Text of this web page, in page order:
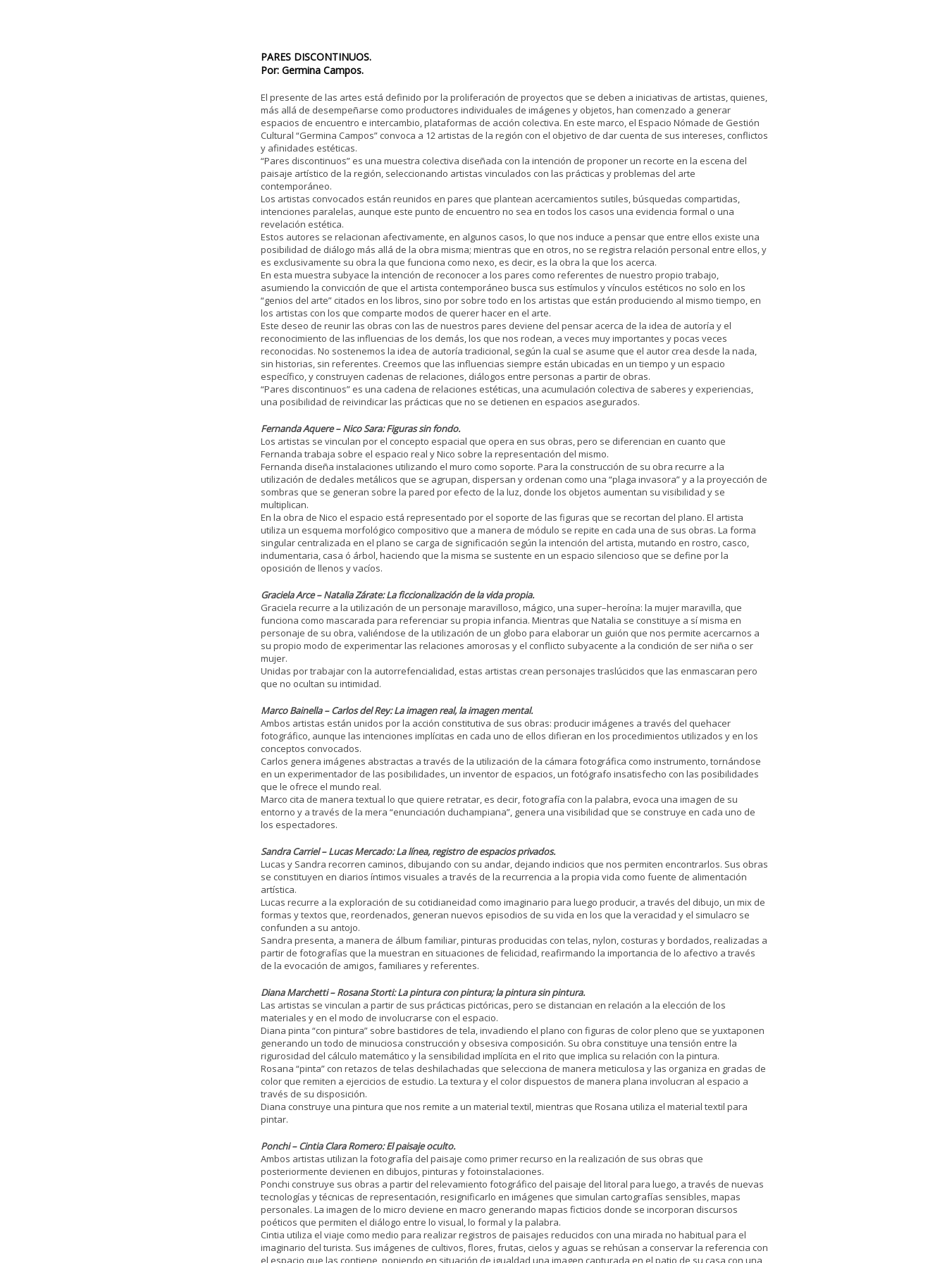
PARES DISCONTINUOS.
Por: Germina Campos.
El presente de las artes está definido por la proliferación de proyectos que se deben a iniciativas de artistas, quienes,
más allá de desempeñarse como productores individuales de imágenes y objetos, han comenzado a generar
espacios de encuentro e intercambio, plataformas de acción colectiva. En este marco, el Espacio Nómade de Gestión
Cultural “Germina Campos” convoca a 12 artistas de la región con el objetivo de dar cuenta de sus intereses, conflictos
y afinidades estéticas.
“Pares discontinuos” es una muestra colectiva diseñada con la intención de proponer un recorte en la escena del
paisaje artístico de la región, seleccionando artistas vinculados con las prácticas y problemas del arte
contemporáneo.
Los artistas convocados están reunidos en pares que plantean acercamientos sutiles, búsquedas compartidas,
intenciones paralelas, aunque este punto de encuentro no sea en todos los casos una evidencia formal o una
revelación estética.
Estos autores se relacionan afectivamente, en algunos casos, lo que nos induce a pensar que entre ellos existe una
posibilidad de diálogo más allá de la obra misma; mientras que en otros, no se registra relación personal entre ellos, y
es exclusivamente su obra la que funciona como nexo, es decir, es la obra la que los acerca.
En esta muestra subyace la intención de reconocer a los pares como referentes de nuestro propio trabajo,
asumiendo la convicción de que el artista contemporáneo busca sus estímulos y vínculos estéticos no solo en los
“genios del arte” citados en los libros, sino por sobre todo en los artistas que están produciendo al mismo tiempo, en
los artistas con los que comparte modos de querer hacer en el arte.
Este deseo de reunir las obras con las de nuestros pares deviene del pensar acerca de la idea de autoría y el
reconocimiento de las influencias de los demás, los que nos rodean, a veces muy importantes y pocas veces
reconocidas. No sostenemos la idea de autoría tradicional, según la cual se asume que el autor crea desde la nada,
sin historias, sin referentes. Creemos que las influencias siempre están ubicadas en un tiempo y un espacio
específico, y construyen cadenas de relaciones, diálogos entre personas a partir de obras.
“Pares discontinuos” es una cadena de relaciones estéticas, una acumulación colectiva de saberes y experiencias,
una posibilidad de reivindicar las prácticas que no se detienen en espacios asegurados.
Fernanda Aquere – Nico Sara: Figuras sin fondo.
Los artistas se vinculan por el concepto espacial que opera en sus obras, pero se diferencian en cuanto que
Fernanda trabaja sobre el espacio real y Nico sobre la representación del mismo.
Fernanda diseña instalaciones utilizando el muro como soporte. Para la construcción de su obra recurre a la
utilización de dedales metálicos que se agrupan, dispersan y ordenan como una “plaga invasora” y a la proyección de
sombras que se generan sobre la pared por efecto de la luz, donde los objetos aumentan su visibilidad y se
multiplican.
En la obra de Nico el espacio está representado por el soporte de las figuras que se recortan del plano. El artista
utiliza un esquema morfológico compositivo que a manera de módulo se repite en cada una de sus obras. La forma
singular centralizada en el plano se carga de significación según la intención del artista, mutando en rostro, casco,
indumentaria, casa ó árbol, haciendo que la misma se sustente en un espacio silencioso que se define por la
oposición de llenos y vacíos.
Graciela Arce – Natalia Zárate: La ficcionalización de la vida propia.
Graciela recurre a la utilización de un personaje maravilloso, mágico, una super–heroína: la mujer maravilla, que
funciona como mascarada para referenciar su propia infancia. Mientras que Natalia se constituye a sí misma en
personaje de su obra, valiéndose de la utilización de un globo para elaborar un guión que nos permite acercarnos a
su propio modo de experimentar las relaciones amorosas y el conflicto subyacente a la condición de ser niña o ser
mujer.
Unidas por trabajar con la autorrefencialidad, estas artistas crean personajes traslúcidos que las enmascaran pero
que no ocultan su intimidad.
Marco Bainella – Carlos del Rey: La imagen real, la imagen mental.
Ambos artistas están unidos por la acción constitutiva de sus obras: producir imágenes a través del quehacer
fotográfico, aunque las intenciones implícitas en cada uno de ellos difieran en los procedimientos utilizados y en los
conceptos convocados.
Carlos genera imágenes abstractas a través de la utilización de la cámara fotográfica como instrumento, tornándose
en un experimentador de las posibilidades, un inventor de espacios, un fotógrafo insatisfecho con las posibilidades
que le ofrece el mundo real.
Marco cita de manera textual lo que quiere retratar, es decir, fotografía con la palabra, evoca una imagen de su
entorno y a través de la mera “enunciación duchampiana”, genera una visibilidad que se construye en cada uno de
los espectadores.
Sandra Carriel – Lucas Mercado: La línea, registro de espacios privados.
Lucas y Sandra recorren caminos, dibujando con su andar, dejando indicios que nos permiten encontrarlos. Sus obras
se constituyen en diarios íntimos visuales a través de la recurrencia a la propia vida como fuente de alimentación
artística.
Lucas recurre a la exploración de su cotidianeidad como imaginario para luego producir, a través del dibujo, un mix de
formas y textos que, reordenados, generan nuevos episodios de su vida en los que la veracidad y el simulacro se
confunden a su antojo.
Sandra presenta, a manera de álbum familiar, pinturas producidas con telas, nylon, costuras y bordados, realizadas a
partir de fotografías que la muestran en situaciones de felicidad, reafirmando la importancia de lo afectivo a través
de la evocación de amigos, familiares y referentes.
Diana Marchetti – Rosana Storti: La pintura con pintura; la pintura sin pintura.
Las artistas se vinculan a partir de sus prácticas pictóricas, pero se distancian en relación a la elección de los
materiales y en el modo de involucrarse con el espacio.
Diana pinta “con pintura” sobre bastidores de tela, invadiendo el plano con figuras de color pleno que se yuxtaponen
generando un todo de minuciosa construcción y obsesiva composición. Su obra constituye una tensión entre la
rigurosidad del cálculo matemático y la sensibilidad implícita en el rito que implica su relación con la pintura.
Rosana “pinta” con retazos de telas deshilachadas que selecciona de manera meticulosa y las organiza en gradas de
color que remiten a ejercicios de estudio. La textura y el color dispuestos de manera plana involucran al espacio a
través de su disposición.
Diana construye una pintura que nos remite a un material textil, mientras que Rosana utiliza el material textil para
pintar.
Ponchi – Cintia Clara Romero: El paisaje oculto.
Ambos artistas utilizan la fotografía del paisaje como primer recurso en la realización de sus obras que
posteriormente devienen en dibujos, pinturas y fotoinstalaciones.
Ponchi construye sus obras a partir del relevamiento fotográfico del paisaje del litoral para luego, a través de nuevas
tecnologías y técnicas de representación, resignificarlo en imágenes que simulan cartografías sensibles, mapas
personales. La imagen de lo micro deviene en macro generando mapas ficticios donde se incorporan discursos
poéticos que permiten el diálogo entre lo visual, lo formal y la palabra.
Cintia utiliza el viaje como medio para realizar registros de paisajes reducidos con una mirada no habitual para el
imaginario del turista. Sus imágenes de cultivos, flores, frutas, cielos y aguas se rehúsan a conservar la referencia con
el espacio que las contiene, poniendo en situación de igualdad una imagen capturada en el patio de su casa con una